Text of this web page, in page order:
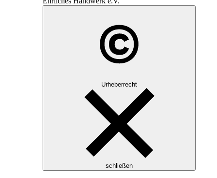
Urheberrecht
schließen